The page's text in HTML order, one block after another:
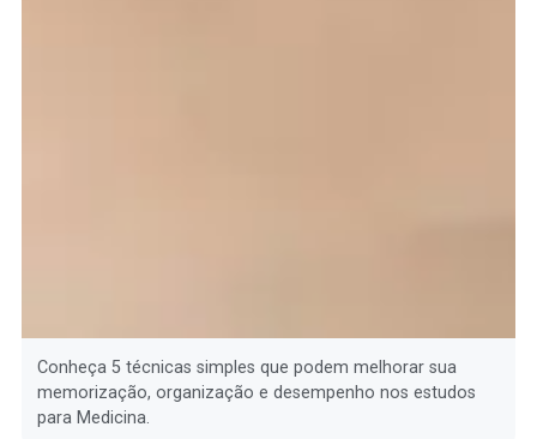
Conheça 5 técnicas simples que podem melhorar sua
memorização, organização e desempenho nos estudos
para Medicina.